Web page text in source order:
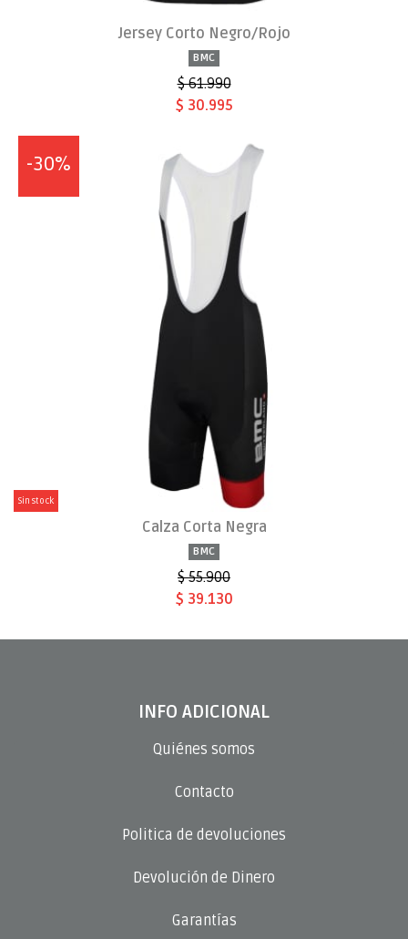
Jersey Corto Negro/Rojo
BMC
$ 61.990
$ 30.995
-30%
Sin stock
Calza Corta Negra
BMC
$ 55.900
$ 39.130
INFO ADICIONAL
Quiénes somos
Contacto
Politica de devoluciones
Devolución de Dinero
Garantías